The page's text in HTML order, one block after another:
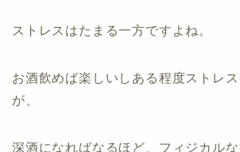
ストレスはたまる一方ですよね。
お酒飲めば楽しいしある程度ストレ
が、
深酒になればなるほど、フィジカル